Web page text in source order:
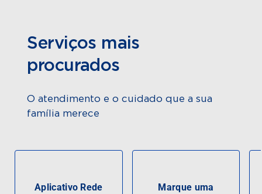
Serviços mais
procurados
O atendimento e o cuidado que a sua
família merece
Aplicativo Rede
Marque uma